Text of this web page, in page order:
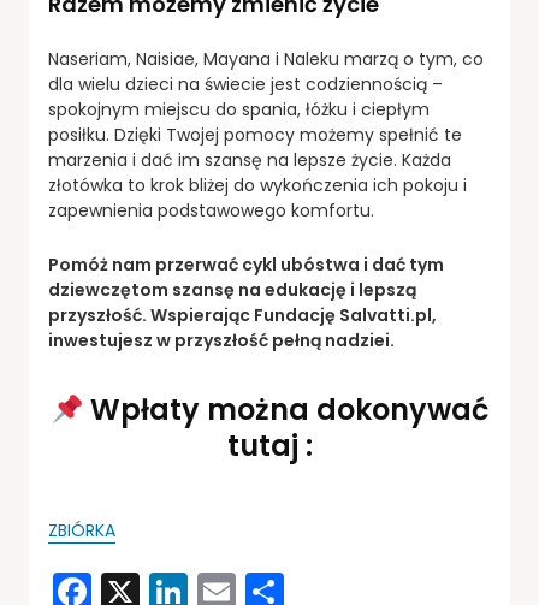
Naseriam, Naisiae, Mayana i Naleku marzą o tym, co
dla wielu dzieci na świecie jest codziennością –
spokojnym miejscu do spania, łóżku i ciepłym
posiłku. Dzięki Twojej pomocy możemy spełnić te
marzenia i dać im szansę na lepsze życie. Każda
złotówka to krok bliżej do wykończenia ich pokoju i
zapewnienia podstawowego komfortu.
Pomóż nam przerwać cykl ubóstwa i dać tym
dziewczętom szansę na edukację i lepszą
przyszłość. Wspierając Fundację Salvatti.pl,
inwestujesz w przyszłość pełną nadziei.
Wpłaty można dokonywać
tutaj :
ZBIÓRKA
Facebook
X LinkedIn
Email